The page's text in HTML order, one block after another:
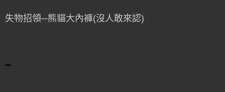
失物招領─熊貓大內褲(沒人敢來認)